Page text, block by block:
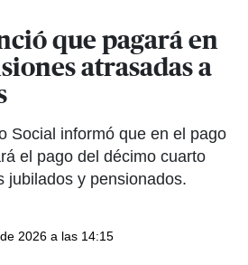
que pagará en
atrasadas a
Social informó que en el pago
el pago del décimo cuarto
jubilados y pensionados.
2026 a las 14:15